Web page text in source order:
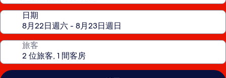
日期
旅客